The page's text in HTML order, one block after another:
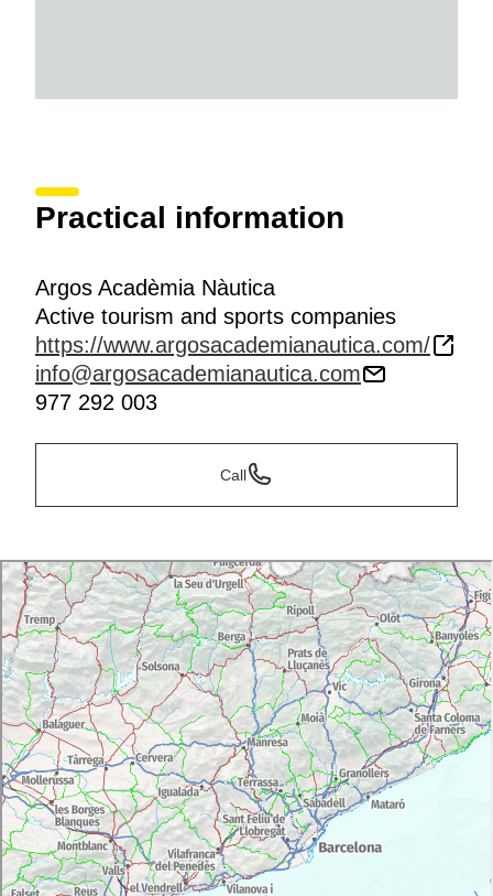
Practical information
Argos Acadèmia Nàutica
Active tourism and sports companies
https://www.argosacademianautica.com/
info@argosacademianautica.com
977 292 003
Call